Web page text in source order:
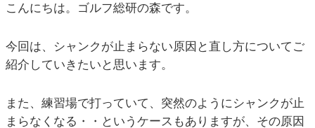
こんにちは。ゴルフ総研の森です。
今回は、シャンクが止まらない原因と直し方についてご
紹介していきたいと思います。
また、練習場で打っていて、突然のようにシャンクが止
まらなくなる・・というケースもありますが、その原因